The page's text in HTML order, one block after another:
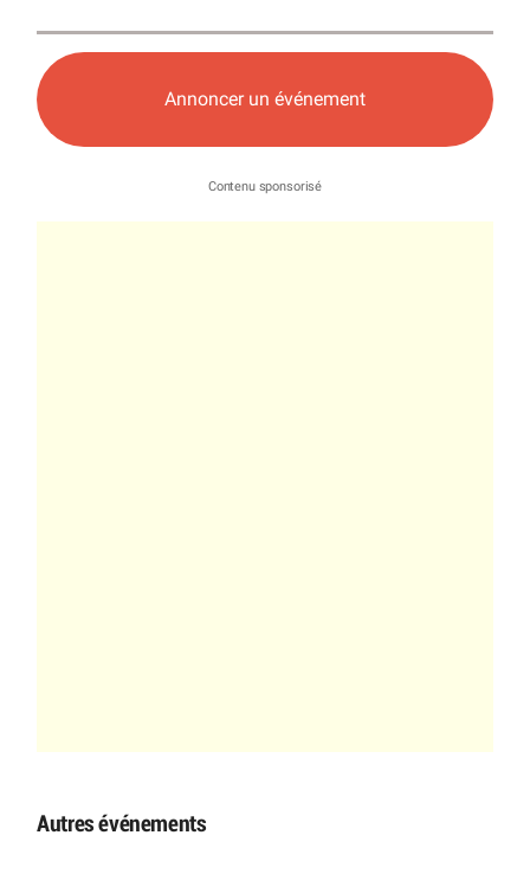
Annoncer un événement
Autres événements